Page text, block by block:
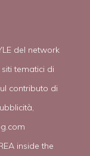
del network
tematici di
contributo di
inside the